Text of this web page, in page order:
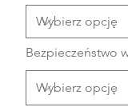
Bezpieczeństwo